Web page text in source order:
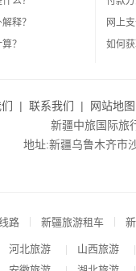
释？
？
网上支
如何获
| 联系我们 | 网站地图
新疆中旅国际旅
地址:新疆乌鲁木齐市
路 新疆旅游租车
河北旅游 山西旅游